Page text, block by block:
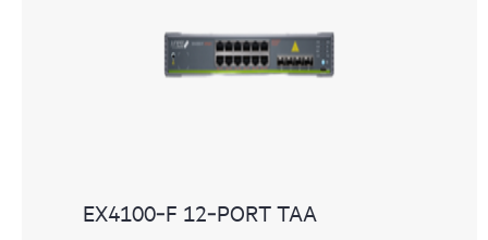
EX4100‑F 12‑PORT TAA